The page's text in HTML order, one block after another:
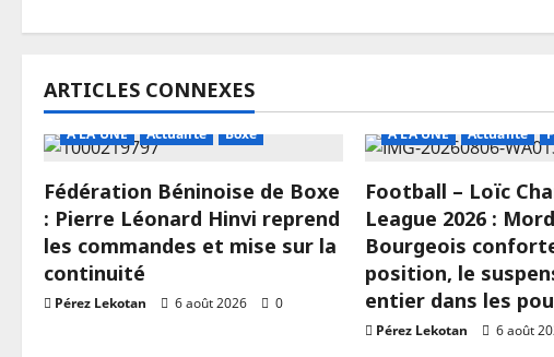
ARTICLES CONNEXES
A LA UNE Actualité Boxe
Fédération Béninoise de Boxe
: Pierre Léonard Hinvi reprend
les commandes et mise sur la
continuité
Pérez Lekotan 6 août 2026 0
A LA UNE Actualité
Football – Loïc
League 2026 :
Bourgeois
position, le
entier dans les
Pérez Lekotan 6 août